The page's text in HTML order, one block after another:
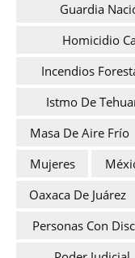
Guardia
Homicidio
Incendios
Istmo De
Masa De Aire Frío
Mujeres
Oaxaca De Juárez
Personas Con